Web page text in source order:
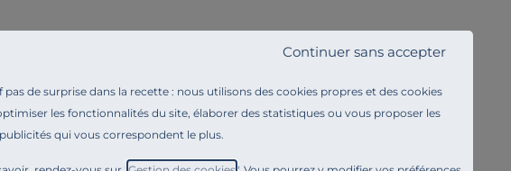
pas de surprise dans la recette : nous utilisons des cookies propres et des cookies
les fonctionnalités du site, élaborer des statistiques ou vous proposer les
qui vous correspondent le plus.
Continuer sans accepter
Référence : 100388171964
Canapé Olivier :un canapé raffiné fabriqué en France !